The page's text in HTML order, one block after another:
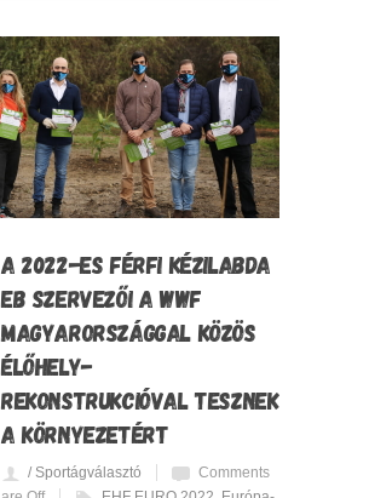
A 2022-ES FÉRFI KÉZILABDA
EB SZERVEZŐI A WWF
MAGYARORSZÁGGAL KÖZÖS
ÉLŐHELY-
REKONSTRUKCIÓVAL TESZNEK
A KÖRNYEZETÉRT
/ Sportágválasztó
Comments